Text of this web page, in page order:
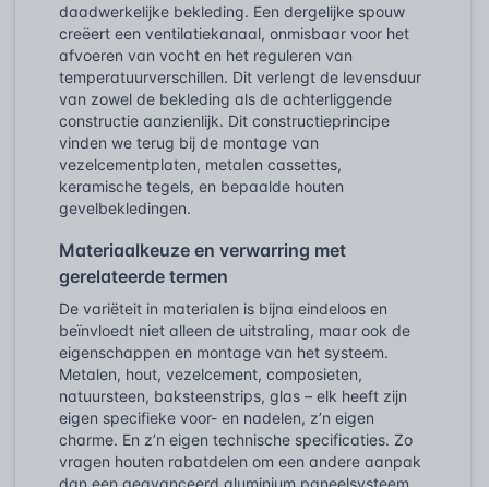
daadwerkelijke bekleding. Een dergelijke spouw
creëert een ventilatiekanaal, onmisbaar voor het
afvoeren van vocht en het reguleren van
temperatuurverschillen. Dit verlengt de levensduur
van zowel de bekleding als de achterliggende
constructie aanzienlijk. Dit constructieprincipe
vinden we terug bij de montage van
vezelcementplaten, metalen cassettes,
keramische tegels, en bepaalde houten
gevelbekledingen.
Materiaalkeuze en verwarring met
gerelateerde termen
De variëteit in materialen is bijna eindeloos en
beïnvloedt niet alleen de uitstraling, maar ook de
eigenschappen en montage van het systeem.
Metalen, hout, vezelcement, composieten,
natuursteen, baksteenstrips, glas – elk heeft zijn
eigen specifieke voor- en nadelen, z’n eigen
charme. En z’n eigen technische specificaties. Zo
vragen houten rabatdelen om een andere aanpak
dan een geavanceerd aluminium paneelsysteem,